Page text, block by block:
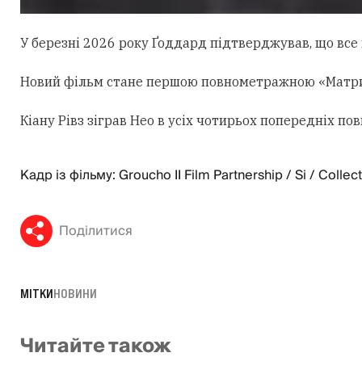
У березні 2026 року Ґоддард підтверджував, що все
Новий фільм стане першою повнометражною
Кіану Рівз зіграв Нео в усіх чотирьох попередніх
Кадр із фільму: Groucho II Film Partnership / Si /
Поділитися
МІТКИНОВИНИ
Читайте також